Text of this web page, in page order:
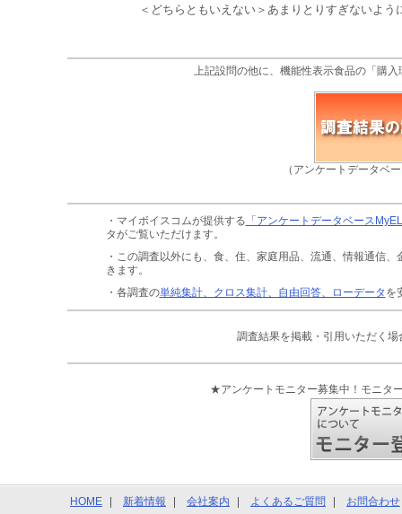
＜どちらともいえない＞あまりとりすぎないよ
上記設問の他に、機能性表示食品の「購
（アンケートデータベ
・マイボイスコムが提供する 「アンケートデータベース
タがご覧いただけます。
・この調査以外にも、食、住、家庭用品、流通、情報通信、
きます。
・各調査の単純集計、クロス集計、自由回答、ローデータ を
調査結果を掲載・引用いただく場
★アンケートモニター募集中！モニタ
HOME 新着情報 会社案内 よくあるご質問 お問合わせ